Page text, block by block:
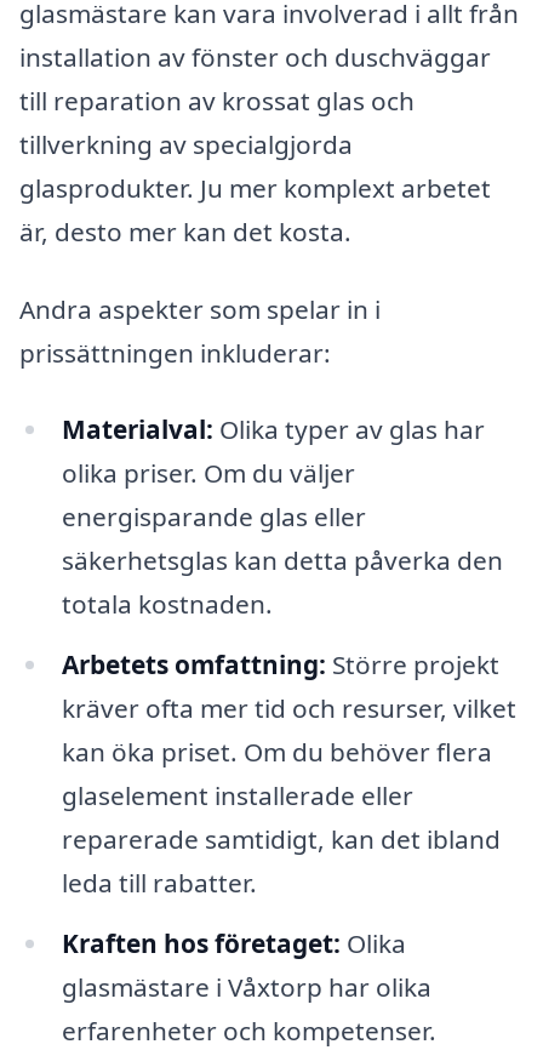
glasmästare kan vara involverad i allt från
installation av fönster och duschväggar
till reparation av krossat glas och
tillverkning av specialgjorda
glasprodukter. Ju mer komplext arbetet
är, desto mer kan det kosta.
Andra aspekter som spelar in i
prissättningen inkluderar:
Materialval: Olika typer av glas har
olika priser. Om du väljer
energisparande glas eller
säkerhetsglas kan detta påverka den
totala kostnaden.
Arbetets omfattning: Större projekt
kräver ofta mer tid och resurser, vilket
kan öka priset. Om du behöver flera
glaselement installerade eller
reparerade samtidigt, kan det ibland
leda till rabatter.
Kraften hos företaget: Olika
glasmästare i Våxtorp har olika
erfarenheter och kompetenser.